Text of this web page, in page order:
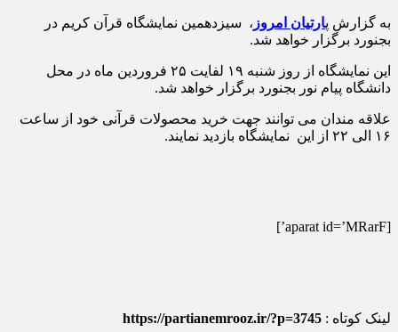
به گزارش پارتیان امروز ، سیزدهمین نمایشگاه قرآن کریم در
بجنورد برگزار خواهد شد.
این نمایشگاه از روز شنبه ۱۹ لفایت ۲۵ فروردین ماه در محل
دانشگاه پیام نور بجنورد برگزار خواهد شد.
علاقه مندان می توانند جهت خرید محصولات قرآنی خود از ساعت
۱۶ الی ۲۲ از این نمایشگاه بازدید نمایند.
[aparat id=’MRarF’]
لینک کوتاه : https://partianemrooz.ir/?p=3745